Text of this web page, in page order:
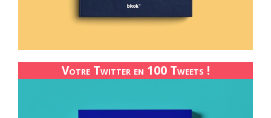
Votre Twitter en 100 Tweets !